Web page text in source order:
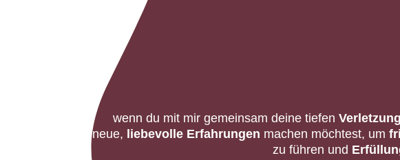
wenn du mit mir gemeinsam deine tiefen
& neue, liebevolle Erfahrungen machen möchtest, um
zu führen und